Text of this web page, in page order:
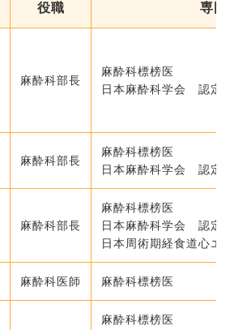
役職 専門
麻酔科部長
麻酔科標榜医
日本麻酔科学会 認定
麻酔科部長
麻酔科標榜医
日本麻酔科学会 認定
麻酔科部長
麻酔科標榜医
日本麻酔科学会 認定
日本周術期経食道心エ
麻酔科医師 麻酔科標榜医
麻酔科標榜医